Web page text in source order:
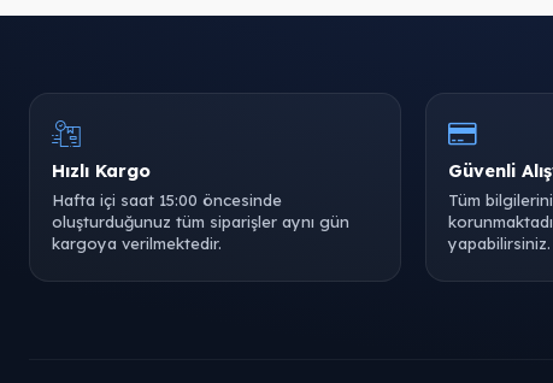
Hızlı Kargo
Hafta içi saat 15:00 öncesinde
oluşturduğunuz tüm siparişler aynı gün
kargoya verilmektedir.
Güvenli
Tüm
yapabilirsiniz.